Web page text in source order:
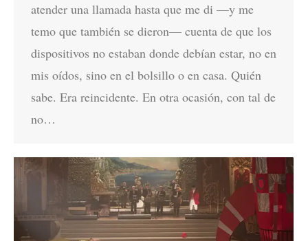
atender una llamada hasta que me di —y me
temo que también se dieron— cuenta de que los
dispositivos no estaban donde debían estar, no en
mis oídos, sino en el bolsillo o en casa. Quién
sabe. Era reincidente. En otra ocasión, con tal de
no…